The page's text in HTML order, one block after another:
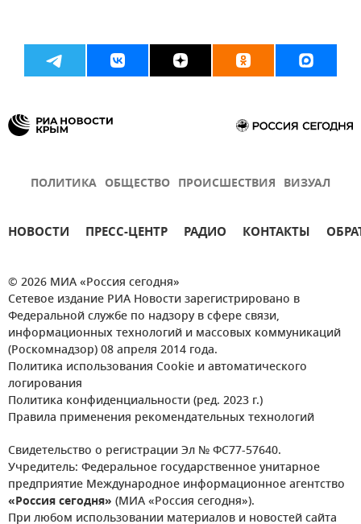
ПОЛИТИКА ОБЩЕСТВО ПРОИСШЕСТВИЯ ВИЗУАЛ
НОВОСТИ ПРЕСС-ЦЕНТР РАДИО КОНТАКТЫ
© 2026 МИА «Россия сегодня»
Сетевое издание РИА Новости зарегистрировано в
Федеральной службе по надзору в сфере связи,
информационных технологий и массовых коммуникаций
(Роскомнадзор) 08 апреля 2014 года.
Политика использования Cookie и автоматического
логирования
Политика конфиденциальности (ред. 2023 г.)
Правила применения рекомендательных технологий
Свидетельство о регистрации Эл № ФС77-57640.
Учредитель: Федеральное государственное унитарное
предприятие Международное информационное агентство
«Россия сегодня» (МИА «Россия сегодня»).
При любом использовании материалов и новостей сайта